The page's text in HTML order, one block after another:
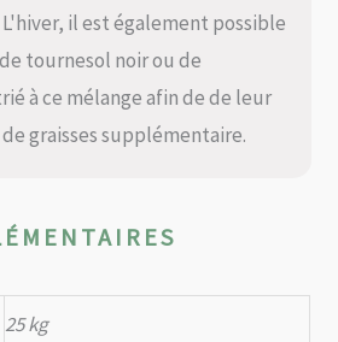
L'hiver, il est également possible
tournesol noir ou de
à ce mélange afin de de leur
graisses supplémentaire.
25 kg